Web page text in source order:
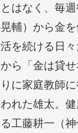
はなく、毎
輔）から金
を続ける日々
ら「金は貸
に家庭教師に
れた雄太。
工藤耕一（神